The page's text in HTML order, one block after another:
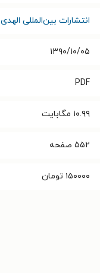
انتشارات بین‌المللی الهدی
۱۳۹۰/۱۰/۰۵
PDF
۱۰.۹۹ مگابایت
۵۵۲ صفحه
۱۵۰۰۰۰ تومان